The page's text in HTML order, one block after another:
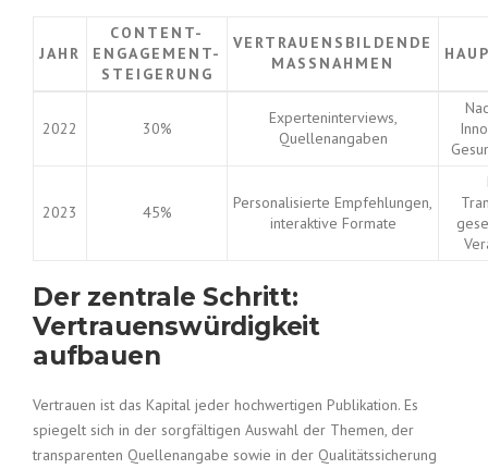
JAHR
CONTENT-
ENGAGEMENT-
STEIGERUNG
VERTRAUENSBILDENDE
MASSNAHMEN
2022 30%
Experteninterviews,
Quellenangaben
2023 45%
Personalisierte Empfehlungen,
interaktive Formate
Der zentrale Schritt:
Vertrauenswürdigkeit
aufbauen
Vertrauen ist das Kapital jeder hochwertigen Publikation. Es
spiegelt sich in der sorgfältigen Auswahl der Themen, der
transparenten Quellenangabe sowie in der Qualitätssicherung